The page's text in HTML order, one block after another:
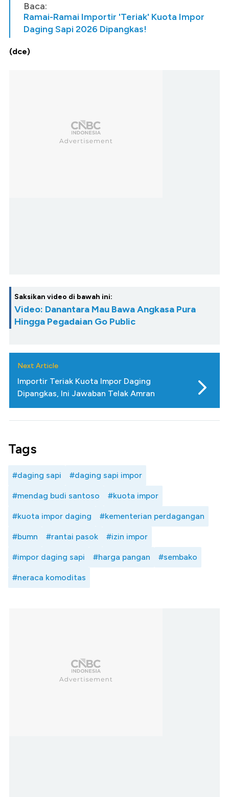
Baca:
Ramai-Ramai Importir 'Teriak' Kuota Impor
Daging Sapi 2026 Dipangkas!
(dce)
Saksikan video di bawah ini:
Video: Danantara Mau Bawa Angkasa Pura
Hingga Pegadaian Go Public
Next Article
Importir Teriak Kuota Impor Daging
Dipangkas, Ini Jawaban Telak Amran
Tags
#daging sapi #daging sapi impor
#mendag budi santoso #kuota impor
#kuota impor daging #kementerian perdagangan
#bumn #rantai pasok #izin impor
#impor daging sapi #harga pangan #sembako
#neraca komoditas